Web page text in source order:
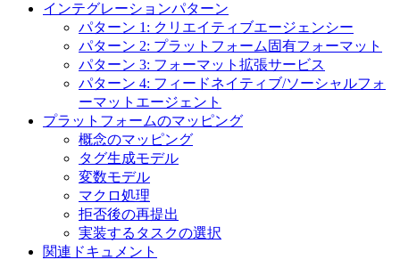
インテグレーションパターン
パターン 1: クリエイティブエージェンシー
パターン 2: プラットフォーム固有フォーマット
パターン 3: フォーマット拡張サービス
パターン 4: フィードネイティブ/ソーシャルフォ
ーマットエージェント
プラットフォームのマッピング
概念のマッピング
タグ生成モデル
変数モデル
マクロ処理
拒否後の再提出
実装するタスクの選択
関連ドキュメント